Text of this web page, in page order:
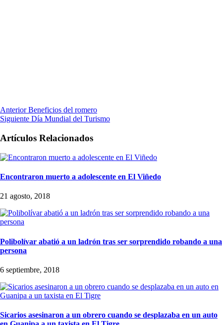
Anterior Beneficios del romero
Siguiente Día Mundial del Turismo
Artículos Relacionados
Encontraron muerto a adolescente en El Viñedo
21 agosto, 2018
Polibolívar abatió a un ladrón tras ser sorprendido robando a una
persona
6 septiembre, 2018
Sicarios asesinaron a un obrero cuando se desplazaba en un auto